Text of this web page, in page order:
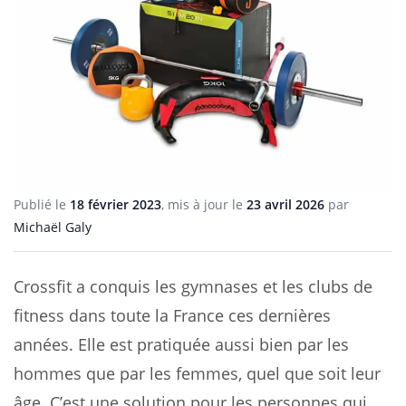
Publié le 18 février 2023, mis à jour le 23 avril 2026 par
Michaël Galy
Crossfit a conquis les gymnases et les clubs de
fitness dans toute la France ces dernières
années. Elle est pratiquée aussi bien par les
hommes que par les femmes, quel que soit leur